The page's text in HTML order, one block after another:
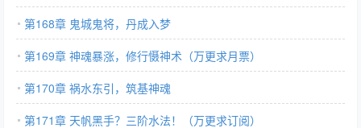
第168章 鬼城鬼将，丹成入梦
第169章 神魂暴涨，修行慑神术（万更求月票）
第170章 祸水东引，筑基神魂
第171章 天帆黑手？三阶水法！（万更求订阅）